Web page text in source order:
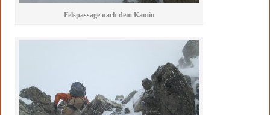
Felspassage nach dem Kamin